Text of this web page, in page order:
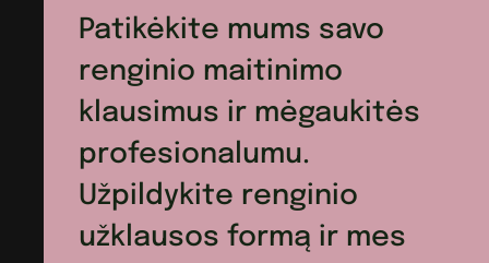
Patikėkite mums savo
renginio maitinimo
klausimus ir mėgaukitės
profesionalumu.
Užpildykite renginio
užklausos formą ir mes